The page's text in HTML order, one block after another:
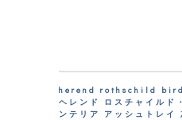
herend rothschild
ヘレンド ロスチャイルド
ンテリア アッシュトレイ